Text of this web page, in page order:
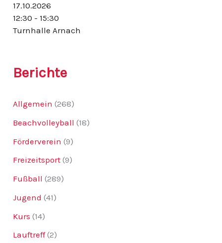
c
h
17.10.2026
12:30 - 15:30
Turnhalle Arnach
Berichte
Allgemein (268)
Beachvolleyball (18)
Förderverein (9)
Freizeitsport (9)
Fußball (289)
Jugend (41)
Kurs (14)
Lauftreff(2)